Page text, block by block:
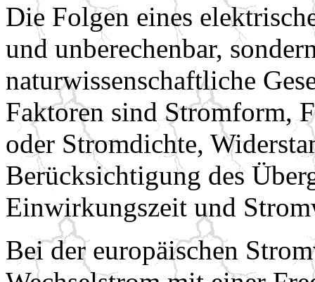
Die Folgen eines
und unberechenbar,
naturwissenschaftliche
Faktoren sind Stromform,
oder Stromdichte,
Berücksichtigung des
Einwirkungszeit und
Bei der europäischen